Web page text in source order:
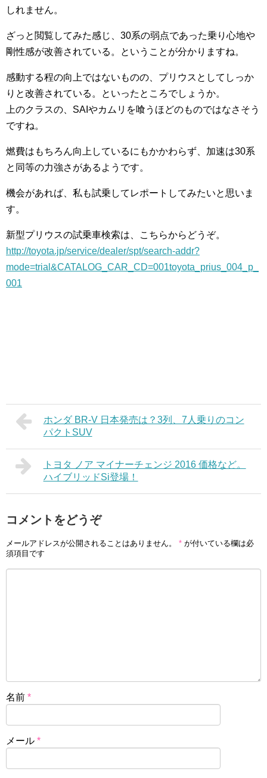
しれません。
ざっと閲覧してみた感じ、30系の弱点であった乗り心地や
剛性感が改善されている。ということが分かりますね。
感動する程の向上ではないものの、プリウスとしてしっか
りと改善されている。といったところでしょうか。
上のクラスの、SAIやカムリを喰うほどのものではなさそう
ですね。
燃費はもちろん向上しているにもかかわらず、加速は30系
と同等の力強さがあるようです。
機会があれば、私も試乗してレポートしてみたいと思いま
す。
新型プリウスの試乗車検索は、こちらからどうぞ。
http://toyota.jp/service/dealer/spt/search-addr?
mode=trial&CATALOG_CAR_CD=001toyota_prius_004_p_
001
ホンダ BR-V 日本発売は？3列、7人乗りのコン
パクトSUV
トヨタ ノア マイナーチェンジ 2016 価格など。
ハイブリッドSi登場！
コメントをどうぞ
メールアドレスが公開されることはありません。 * が付いている欄は必
須項目です
名前 *
メール *